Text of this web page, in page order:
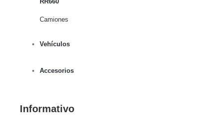
Camiones
Vehículos
Accesorios
Informativo